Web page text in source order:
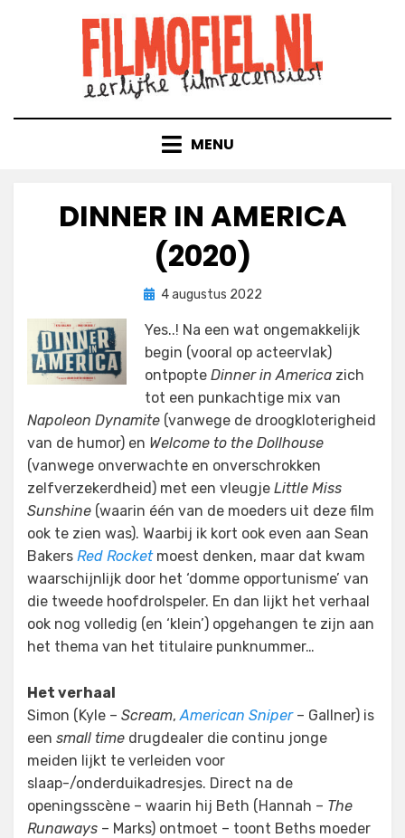
MENU
DINNER IN AMERICA
(2020)
doorFilmofiel.nl
Geplaatst
4 augustus 2022
Yes..! Na een wat ongemakkelijk
begin (vooral op acteervlak)
ontpopte Dinner in America zich
tot een punkachtige mix van
Napoleon Dynamite (vanwege de droogkloterigheid
van de humor) en Welcome to the Dollhouse
(vanwege onverwachte en onverschrokken
zelfverzekerdheid) met een vleugje Little Miss
Sunshine (waarin één van de moeders uit deze film
ook te zien was). Waarbij ik kort ook even aan Sean
Bakers Red Rocketmoest denken, maar dat kwam
waarschijnlijk door het ‘domme opportunisme’ van
die tweede hoofdrolspeler. En dan lijkt het verhaal
ook nog volledig (en ‘klein’) opgehangen te zijn aan
het thema van het titulaire punknummer…
Het verhaal
Simon (Kyle – Scream,American Sniper– Gallner) is
een small time drugdealer die continu jonge
meiden lijkt te verleiden voor
slaap-/onderduikadresjes. Direct na de
openingsscène – waarin hij Beth (Hannah – The
Runaways – Marks) ontmoet – toont Beths moeder